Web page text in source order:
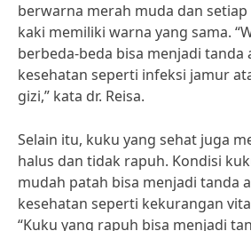
berwarna merah muda dan
kaki memiliki warna yang sama.
berbeda-beda bisa menjadi tanda
kesehatan seperti infeksi jamur
gizi,” kata dr. Reisa.
Selain itu, kuku yang sehat juga
halus dan tidak rapuh. Kondisi
mudah patah bisa menjadi tanda
kesehatan seperti kekurangan
“Kuku yang rapuh bisa menjadi